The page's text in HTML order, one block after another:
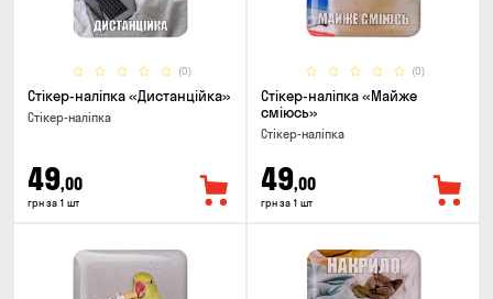
(0)
Стікер-наліпка «Дистанційка»
Стікер-наліпка
49,00
грн за 1 шт
(0)
Стікер-наліпка «Майже
сміюсь»
Стікер-наліпка
49,00
грн за 1 шт